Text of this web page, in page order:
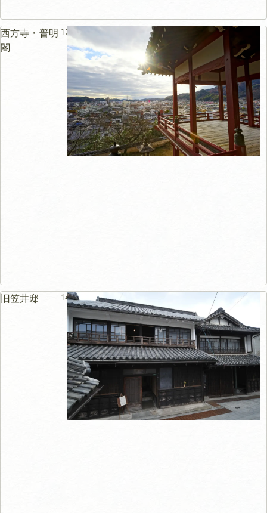
西方寺・普明
閣
134m
旧笠井邸 140m